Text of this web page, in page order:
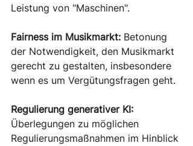
Leistung von "Maschinen".
Fairness im Musikmarkt: Betonung
der Notwendigkeit, den Musikmarkt
gerecht zu gestalten, insbesondere
wenn es um Vergütungsfragen geht.
Regulierung generativer KI:
Überlegungen zu möglichen
Regulierungsmaßnahmen im Hinblick